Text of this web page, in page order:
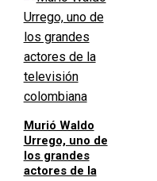
Murió Waldo
Urrego, uno de
los grandes
actores de la